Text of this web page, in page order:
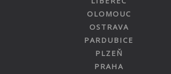
OLOMOUC
OSTRAVA
PARDUBICE
PLZEŇ
PRAHA